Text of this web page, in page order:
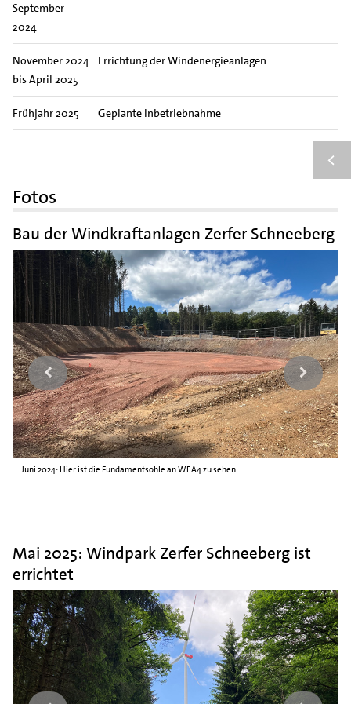
September
2024
November 2024
bis April 2025
Errichtung der Windenergieanlagen
Frühjahr 2025 Geplante Inbetriebnahme
Fotos
Bau der Windkraftanlagen Zerfer Schneeberg
Juni 2024: Hier ist die Fundamentsohle an WEA4 zu sehen.
Mai 2025: Windpark Zerfer Schneeberg ist
errichtet